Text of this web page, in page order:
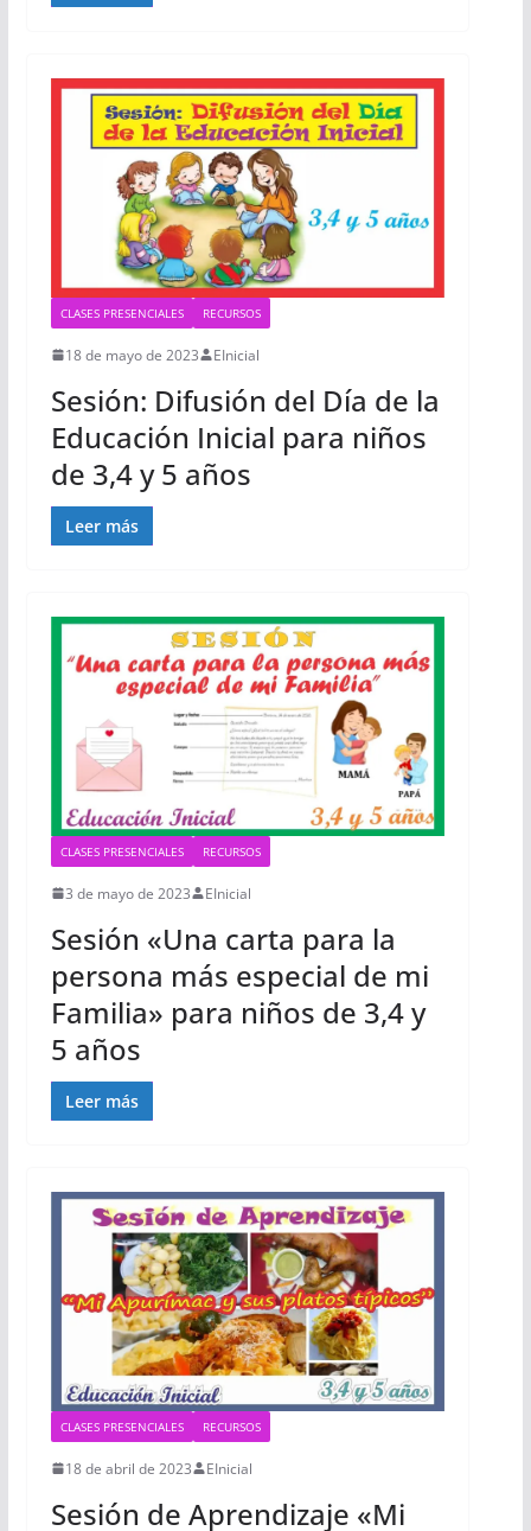
CLASES PRESENCIALES RECURSOS
18 de mayo de 2023 EInicial
Sesión: Difusión del Día de la
Educación Inicial para niños
de 3,4 y 5 años
Leer más
CLASES PRESENCIALES RECURSOS
3 de mayo de 2023 EInicial
Sesión «Una carta para la
persona más especial de mi
Familia» para niños de 3,4 y
5 años
Leer más
CLASES PRESENCIALES RECURSOS
18 de abril de 2023 EInicial
Sesión de Aprendizaje «Mi